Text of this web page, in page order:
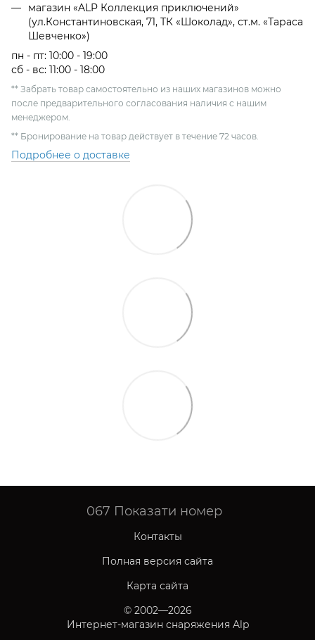
магазин «ALP Коллекция приключений»
(ул.Константиновская, 71, ТК «Шоколад», ст.м. «Тараса
Шевченко»)
пн - пт: 10:00 - 19:00
сб - вс: 11:00 - 18:00
** Забрать товар самостоятельно из наших магазинов можно
после предварительного согласования наличия с нашим
менеджером.
** Бронирование на товар действует в течение 72 часов.
Подробнее о доставке
067 Показати номер
Контакты
Полная версия сайта
Карта сайта
© 2002—2026
Интернет-магазин снаряжения Alp